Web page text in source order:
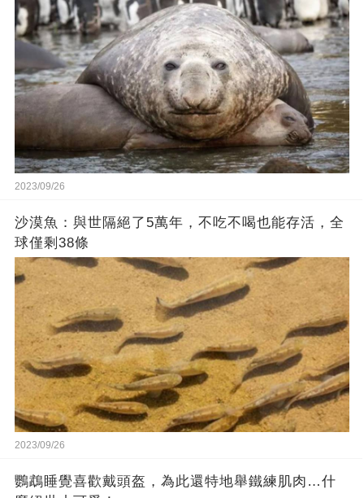
2023/09/26
沙漠魚：與世隔絕了5萬年，不吃不喝也能存活，全
球僅剩38條
2023/09/26
鸚鵡睡覺喜歡戴頭盔，為此還特地舉鐵練肌肉…什